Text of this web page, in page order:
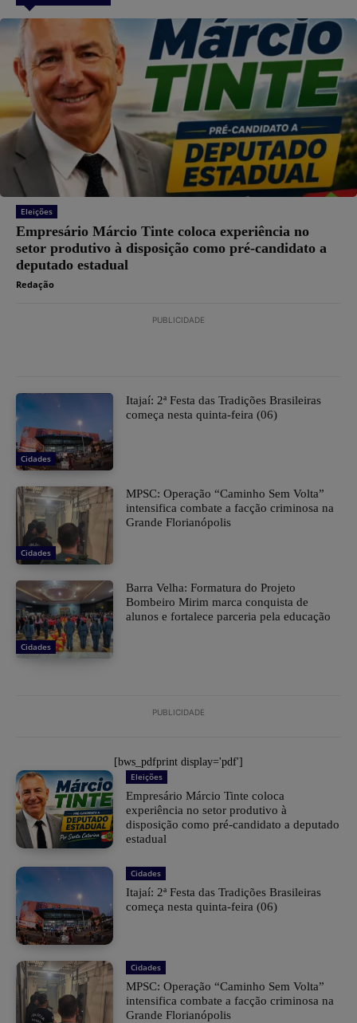
Eleições
Empresário Márcio Tinte coloca experiência no
setor produtivo à disposição como pré-candidato a
deputado estadual
Redação
PUBLICIDADE
Cidades
​Itajaí: 2ª Festa das Tradições Brasileiras
começa nesta quinta-feira (06)
Cidades
MPSC: Operação “Caminho Sem Volta”
intensifica combate a facção criminosa na
Grande Florianópolis
Cidades
Barra Velha: Formatura do Projeto
Bombeiro Mirim marca conquista de
alunos e fortalece parceria pela educação
PUBLICIDADE
[bws_pdfprint display='pdf']
Eleições
Empresário Márcio Tinte coloca
experiência no setor produtivo à
disposição como pré-candidato a deputado
estadual
Cidades
​Itajaí: 2ª Festa das Tradições Brasileiras
começa nesta quinta-feira (06)
Cidades
MPSC: Operação “Caminho Sem Volta”
intensifica combate a facção criminosa na
Grande Florianópolis